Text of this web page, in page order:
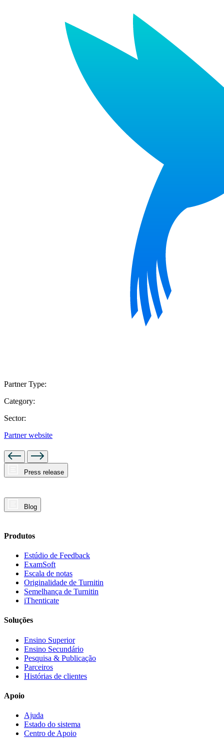
Partner Type:
Category:
Sector:
Partner website
Press release
Blog
Produtos
Estúdio de Feedback
ExamSoft
Escala de notas
Originalidade de Turnitin
Semelhança de Turnitin
iThenticate
Soluções
Ensino Superior
Ensino Secundário
Pesquisa & Publicação
Parceiros
Histórias de clientes
Apoio
Ajuda
Estado do sistema
Centro de Apoio